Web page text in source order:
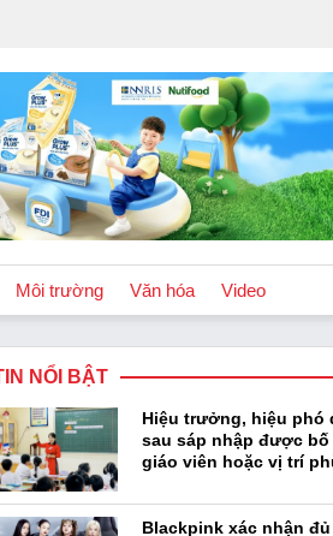
Môi trường Văn hóa
Podcast
Video
NỔI BẬT
Hiệu trưởng, hiệu phó
sau sáp nhập được bố
giáo viên hoặc vị trí
Blackpink xác nhận